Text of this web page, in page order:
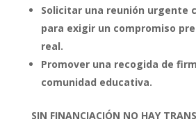
Solicitar una reunión urgente
para exigir un compromiso
real.
Promover una recogida de
comunidad educativa.
SIN FINANCIACIÓN NO HAY